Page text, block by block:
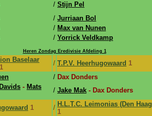
/ Stijn Pel
/ Jurriaan Bol
/ Max van Nunen
/ Yorrick Veldkamp
Heren Zondag Eredivisie Afdeling 1
Baselaar
1
/ T.P.V. Heerhugowaard 1
/ Dax Donders
- Mats
/ Jake Mak - Dax Donders
1 / H.L.T.C. Leimonias (Den
1